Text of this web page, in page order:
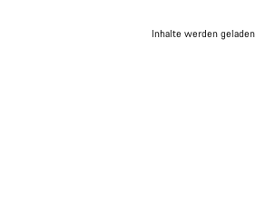
Inhalte werden geladen